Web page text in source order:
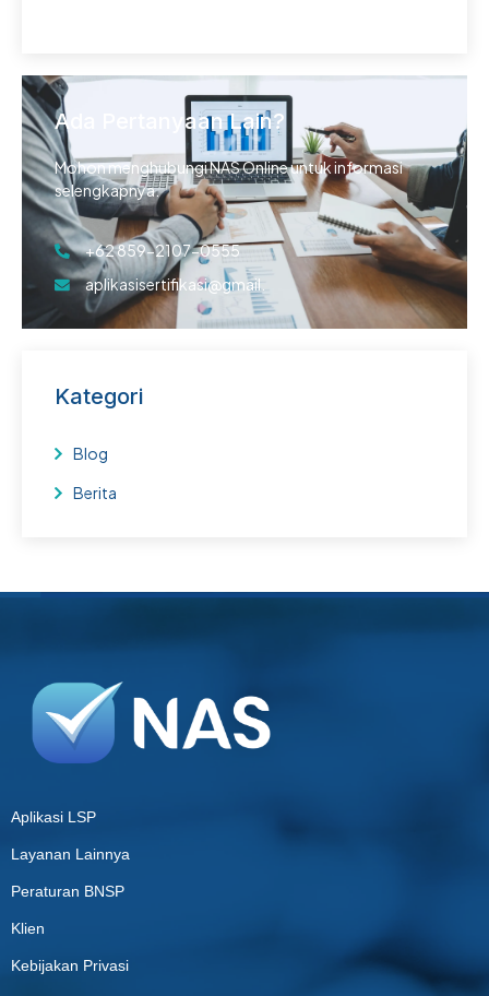
Ada Pertanyaan Lain?
Mohon menghubungi NAS Online untuk informasi
selengkapnya.
+62 859-2107-0555
aplikasisertifikasi@gmail.
Kategori
Blog
Berita
Aplikasi LSP
Layanan Lainnya
Peraturan BNSP
Klien
Kebijakan Privasi